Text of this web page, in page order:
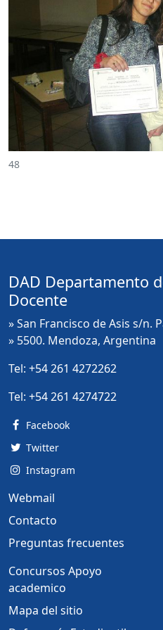
48
DAD Departamento
Docente
» San Francisco de Asis s/n.
» 5500. Mendoza, Argentina
Tel: +54 261 4272262
Tel: +54 261 4274722
Facebook
Twitter
Instagram
Webmail
Contacto
Preguntas frecuentes
Concursos Apoyo
academico
Mapa del sitio